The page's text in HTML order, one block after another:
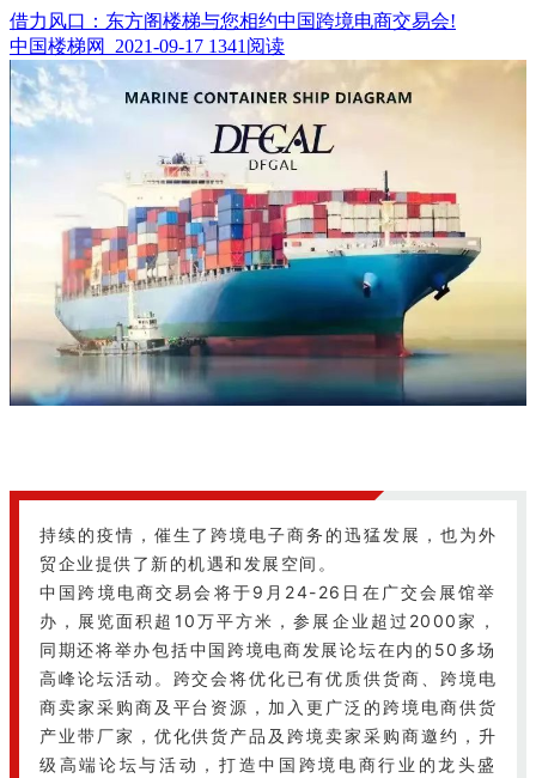
借力风口：东方阁楼梯与您相约中国跨境电商交易会!
中国楼梯网 2021-09-17 1341阅读
持续的疫情，催生了跨境电子商务的迅猛发展，也为外
贸企业提供了新的机遇和发展空间。
中国跨境电商交易会将于9月24-26日在广交会展馆举
办，展览面积超10万平方米，参展企业超过2000家，
同期还将举办包括中国跨境电商发展论坛在内的50多场
高峰论坛活动。跨交会将优化已有优质供货商、跨境电
商卖家采购商及平台资源，加入更广泛的跨境电商供货
产业带厂家，优化供货产品及跨境卖家采购商邀约，升
级高端论坛与活动，打造中国跨境电商行业的龙头盛